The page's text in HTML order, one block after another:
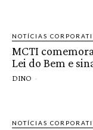
NOTÍCIAS
MCTI
Lei do Bem e
DINO -
NOTÍCIAS